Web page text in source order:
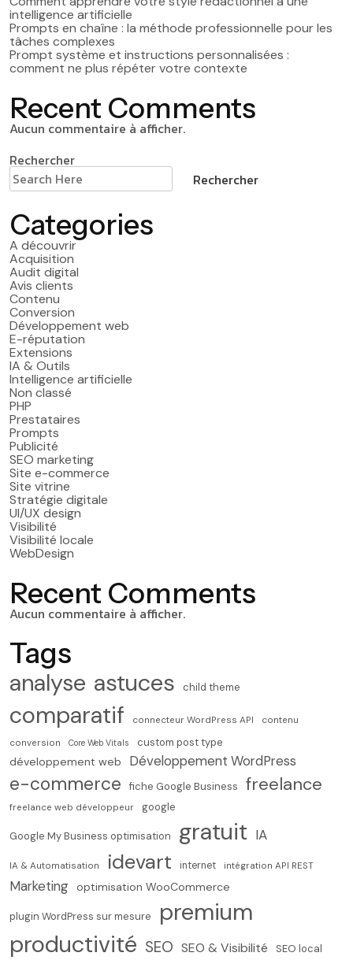
intelligence artificielle
Prompts en chaîne : la méthode professionnelle pour les
tâches complexes
Prompt système et instructions personnalisées :
comment ne plus répéter votre contexte
Recent Comments
Aucun commentaire à afficher.
Rechercher
Rechercher
Categories
A découvrir
Acquisition
Audit digital
Avis clients
Contenu
Conversion
Développement web
E-réputation
Extensions
IA & Outils
Intelligence artificielle
Non classé
PHP
Prestataires
Prompts
Publicité
SEO marketing
Site e-commerce
Site vitrine
Stratégie digitale
UI/UX design
Visibilité
Visibilité locale
WebDesign
Recent Comments
Aucun commentaire à afficher.
Tags
analyse astuces child theme
comparatif connecteur WordPress API
contenu
conversion
Core Web Vitals custom post type
développement web Développement WordPress
e-commerce fiche Google Business freelance
freelance web développeur google
Google My Business optimisation gratuit IA
IA & Automatisation idevart internet intégration API REST
Marketing optimisation WooCommerce
plugin WordPress sur mesure
premium
productivité SEO SEO & Visibilité SEO local